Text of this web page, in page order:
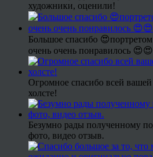
художники, оценили!
Большое спасибо
очень очень понравилось 😍😍
Огромное спасибо всей вашей
холсте!
Безумно рады полученному
фото, видео отзыв.